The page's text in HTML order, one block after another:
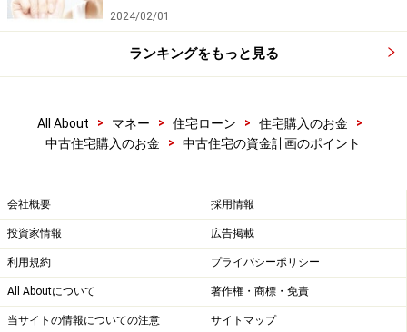
などについて当社は一切の責任を負いません。
最新の情報や詳細については、必ず各金融機関やサービス提供者
中です！
※抽選で20名にAmazonギフト券1000円分プレゼント
2024/02/01
ランキングをもっと見る
All About > マネー > 住宅ローン > 住宅購入のお金
>
中古住宅購入のお金
> 中古住宅の資金計画のポイント
会社概要 採用情報
投資家情報 広告掲載
利用規約 プライバシーポリシー
All Aboutについて 著作権・商標・免責
当サイトの情報についての注意 サイトマップ